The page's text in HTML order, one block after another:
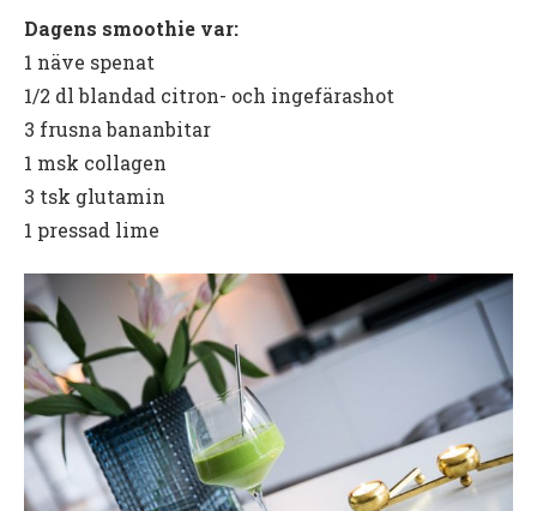
Dagens smoothie var:
1 näve spenat
1/2 dl blandad citron- och ingefärashot
3 frusna bananbitar
1 msk collagen
3 tsk glutamin
1 pressad lime